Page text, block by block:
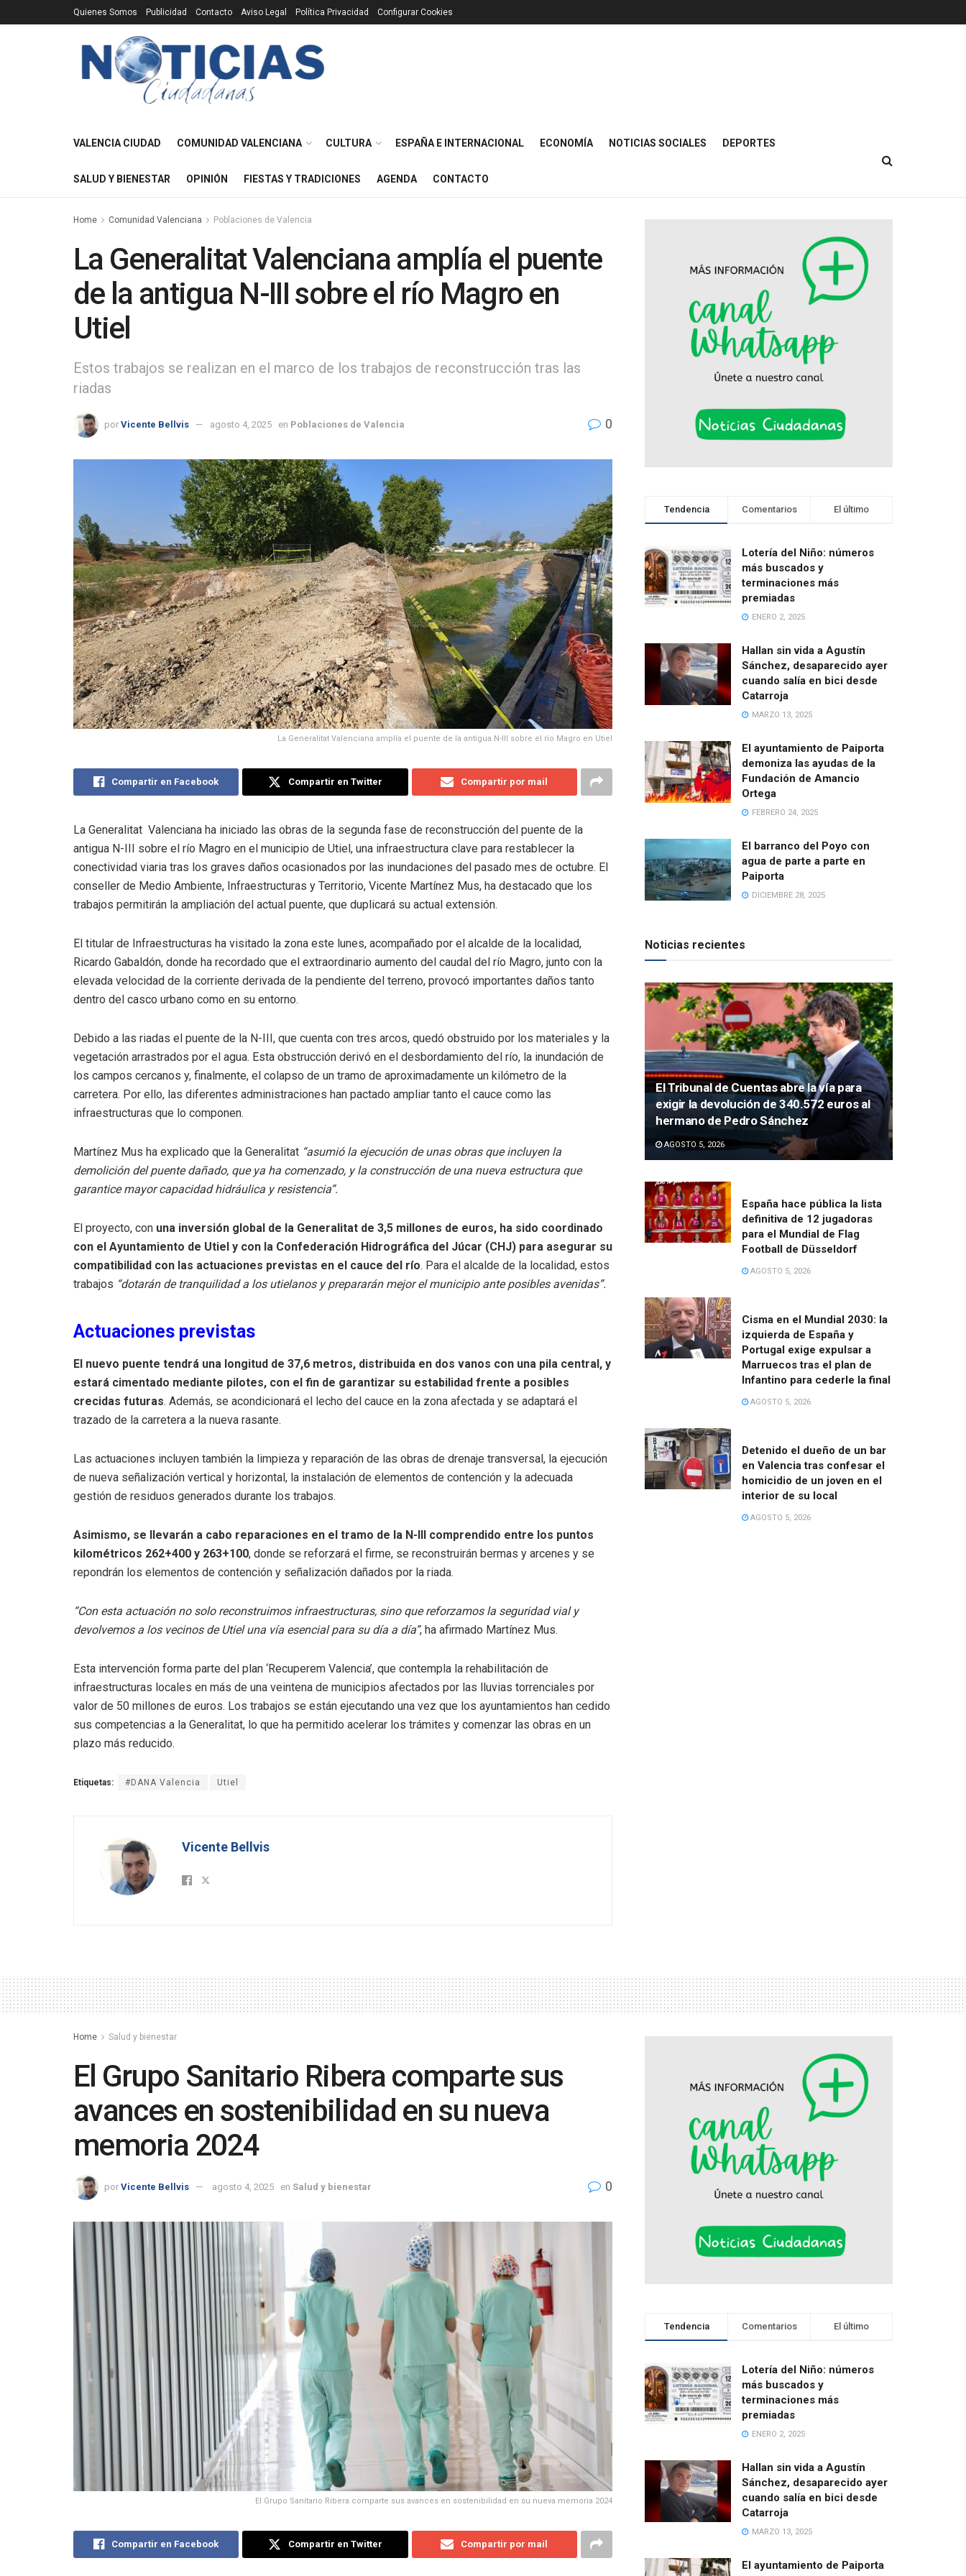
Quienes Somos Publicidad Contacto Aviso Legal Política Privacidad Configurar Cookies
VALENCIA CIUDAD COMUNIDAD VALENCIANA CULTURA ESPAÑA E INTERNACIONAL ECONOMÍA NOTICIAS SOCIALES DEPORTES
SALUD Y BIENESTAR OPINIÓN FIESTAS Y TRADICIONES AGENDA CONTACTO
Home Comunidad Valenciana Poblaciones de Valencia
La Generalitat Valenciana amplía el puente
de la antigua N-III sobre el río Magro en
Utiel
Estos trabajos se realizan en el marco de los trabajos de reconstrucción tras las
riadas
por Vicente Bellvis agosto 4, 2025 en Poblaciones de Valencia 0
La Generalitat Valenciana amplía el puente de la antigua N-III sobre el río Magro en Utiel
Compartir en Facebook Compartir en Twitter Compartir por mail
La Generalitat Valenciana ha iniciado las obras de la segunda fase de reconstrucción del puente de la
antigua N-III sobre el río Magro en el municipio de Utiel, una infraestructura clave para restablecer la
conectividad viaria tras los graves daños ocasionados por las inundaciones del pasado mes de octubre. El
conseller de Medio Ambiente, Infraestructuras y Territorio, Vicente Martínez Mus, ha destacado que los
trabajos permitirán la ampliación del actual puente, que duplicará su actual extensión.
El titular de Infraestructuras ha visitado la zona este lunes, acompañado por el alcalde de la localidad,
Ricardo Gabaldón, donde ha recordado que el extraordinario aumento del caudal del río Magro, junto con la
elevada velocidad de la corriente derivada de la pendiente del terreno, provocó importantes daños tanto
dentro del casco urbano como en su entorno.
Debido a las riadas el puente de la N-III, que cuenta con tres arcos, quedó obstruido por los materiales y la
vegetación arrastrados por el agua. Esta obstrucción derivó en el desbordamiento del río, la inundación de
los campos cercanos y, finalmente, el colapso de un tramo de aproximadamente un kilómetro de la
carretera. Por ello, las diferentes administraciones han pactado ampliar tanto el cauce como las
infraestructuras que lo componen.
Martínez Mus ha explicado que la Generalitat “asumió la ejecución de unas obras que incluyen la
demolición del puente dañado, que ya ha comenzado, y la construcción de una nueva estructura que
garantice mayor capacidad hidráulica y resistencia”.
El proyecto, con una inversión global de la Generalitat de 3,5 millones de euros, ha sido coordinado
con el Ayuntamiento de Utiel y con la Confederación Hidrográfica del Júcar (CHJ) para asegurar su
compatibilidad con las actuaciones previstas en el cauce del río. Para el alcalde de la localidad, estos
trabajos “dotarán de tranquilidad a los utielanos y prepararán mejor el municipio ante posibles avenidas”.
Actuaciones previstas
El nuevo puente tendrá una longitud de 37,6 metros, distribuida en dos vanos con una pila central, y
estará cimentado mediante pilotes, con el fin de garantizar su estabilidad frente a posibles
crecidas futuras. Además, se acondicionará el lecho del cauce en la zona afectada y se adaptará el
trazado de la carretera a la nueva rasante.
Las actuaciones incluyen también la limpieza y reparación de las obras de drenaje transversal, la ejecución
de nueva señalización vertical y horizontal, la instalación de elementos de contención y la adecuada
gestión de residuos generados durante los trabajos.
Asimismo, se llevarán a cabo reparaciones en el tramo de la N-III comprendido entre los puntos
kilométricos 262+400 y 263+100, donde se reforzará el firme, se reconstruirán bermas y arcenes y se
repondrán los elementos de contención y señalización dañados por la riada.
“Con esta actuación no solo reconstruimos infraestructuras, sino que reforzamos la seguridad vial y
devolvemos a los vecinos de Utiel una vía esencial para su día a día”, ha afirmado Martínez Mus.
Esta intervención forma parte del plan ‘Recuperem Valencia’, que contempla la rehabilitación de
infraestructuras locales en más de una veintena de municipios afectados por las lluvias torrenciales por
valor de 50 millones de euros. Los trabajos se están ejecutando una vez que los ayuntamientos han cedido
sus competencias a la Generalitat, lo que ha permitido acelerar los trámites y comenzar las obras en un
plazo más reducido.
Etiquetas: #DANA Valencia Utiel
Vicente Bellvis
Tendencia Comentarios El último
Lotería del Niño: números
más buscados y
terminaciones más
premiadas
ENERO 2, 2025
Hallan sin vida a Agustín
Sánchez, desaparecido ayer
cuando salía en bici desde
Catarroja
MARZO 13, 2025
El ayuntamiento de Paiporta
demoniza las ayudas de la
Fundación de Amancio
Ortega
FEBRERO 24, 2025
El barranco del Poyo con
agua de parte a parte en
Paiporta
DICIEMBRE 28, 2025
Noticias recientes
El Tribunal de Cuentas abre la vía para
exigir la devolución de 340.572 euros al
hermano de Pedro Sánchez
AGOSTO 5, 2026
España hace pública la lista
definitiva de 12 jugadoras
para el Mundial de Flag
Football de Düsseldorf
AGOSTO 5, 2026
Cisma en el Mundial 2030: la
izquierda de España y
Portugal exige expulsar a
Marruecos tras el plan de
Infantino para cederle la final
AGOSTO 5, 2026
Detenido el dueño de un bar
en Valencia tras confesar el
homicidio de un joven en el
interior de su local
AGOSTO 5, 2026
Home Salud y bienestar
El Grupo Sanitario Ribera comparte sus
avances en sostenibilidad en su nueva
memoria 2024
por Vicente Bellvis agosto 4, 2025 en Salud y bienestar 0
El Grupo Sanitario Ribera comparte sus avances en sostenibilidad en su nueva memoria 2024
Compartir en Facebook Compartir en Twitter Compartir por mail
Tendencia Comentarios El último
Lotería del Niño: números
más buscados y
terminaciones más
premiadas
ENERO 2, 2025
Hallan sin vida a Agustín
Sánchez, desaparecido ayer
cuando salía en bici desde
Catarroja
MARZO 13, 2025
El ayuntamiento de Paiporta